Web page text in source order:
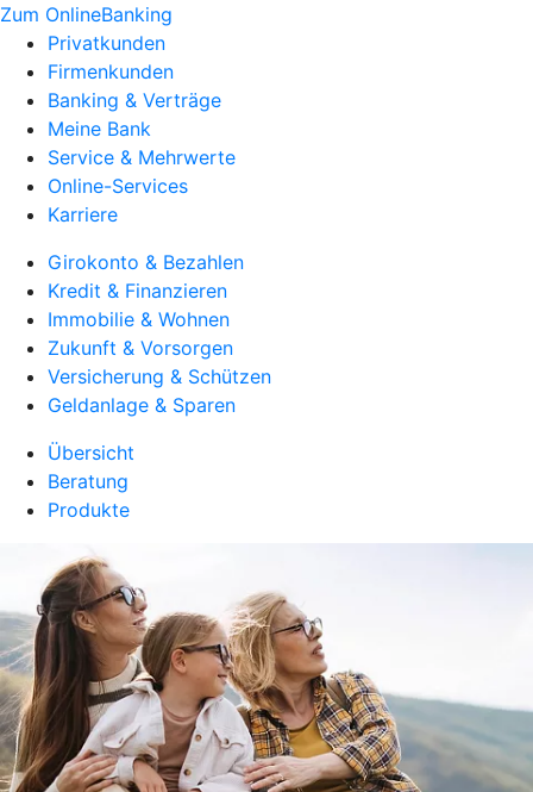
Zum OnlineBanking
Privatkunden
Firmenkunden
Banking & Verträge
Meine Bank
Service & Mehrwerte
Online-Services
Karriere
Girokonto & Bezahlen
Kredit & Finanzieren
Immobilie & Wohnen
Zukunft & Vorsorgen
Versicherung & Schützen
Geldanlage & Sparen
Übersicht
Beratung
Produkte